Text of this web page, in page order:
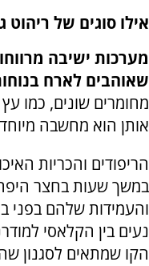
אילו סוגים של ריהוט
מערכות ישיבה
שאוהבים לארח
מחומרים שונים, כמו
אותן הוא מחשבה
הריפודים והכריות
במשך שעות בחצר
והעמידות שלהם בפני
נעים בין הקלאסי
הקו שמתאים לסגנון